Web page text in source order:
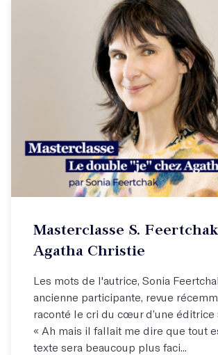
Quelle "part de vrai" faut-il dans
Masterclasse S.
Agatha Christie
Les mots de l'autrice, Sonia
ancienne participante, revue
raconté le cri du cœur d’une éditrice
« Ah mais il fallait me dire que tout
texte sera beaucoup plus faci...